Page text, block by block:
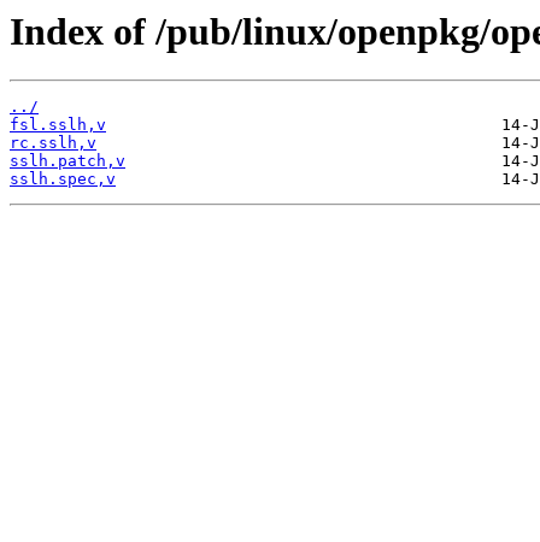
Index of /pub/linux/openpkg/
../
fsl.sslh,v
rc.sslh,v
sslh.patch,v
sslh.spec,v